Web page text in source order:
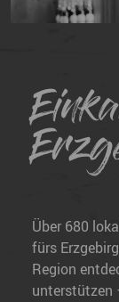
Über 680
fürs
Region
unterstützen